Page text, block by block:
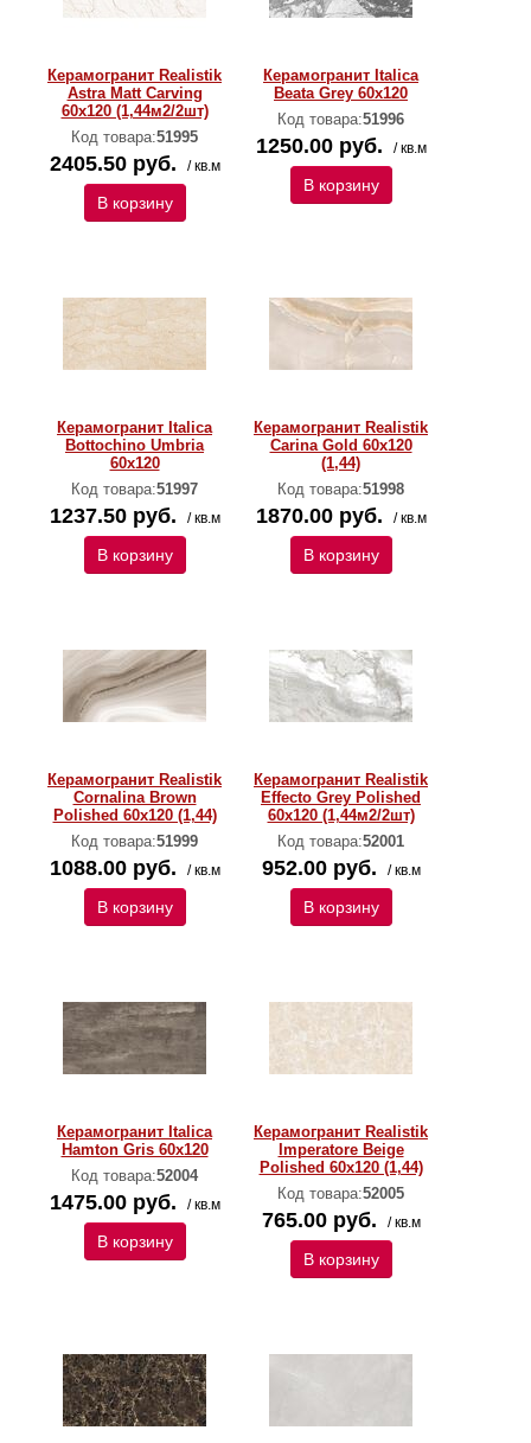
Керамогранит Realistik
Astra Matt Carving
60x120 (1,44м2/2шт)
Код товара:51995
2405.50 руб. / кв.м
В корзину
Керамогранит Italica
Beata Grey 60x120
Код товара:51996
1250.00 руб. / кв.м
В корзину
Керамогранит Italica
Bottochino Umbria
60x120
Код товара:51997
1237.50 руб. / кв.м
В корзину
Керамогранит Realistik
Carina Gold 60x120
(1,44)
Код товара:51998
1870.00 руб. / кв.м
В корзину
Керамогранит Realistik
Cornalina Brown
Polished 60x120 (1,44)
Код товара:51999
1088.00 руб. / кв.м
В корзину
Керамогранит Realistik
Effecto Grey Polished
60x120 (1,44м2/2шт)
Код товара:52001
952.00 руб. / кв.м
В корзину
Керамогранит Italica
Hamton Gris 60x120
Код товара:52004
1475.00 руб. / кв.м
В корзину
Керамогранит Realistik
Imperatore Beige
Polished 60x120 (1,44)
Код товара:52005
765.00 руб. / кв.м
В корзину